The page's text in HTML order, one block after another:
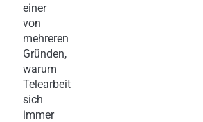
einer
von
mehreren
Gründen,
warum
Telearbeit
sich
immer